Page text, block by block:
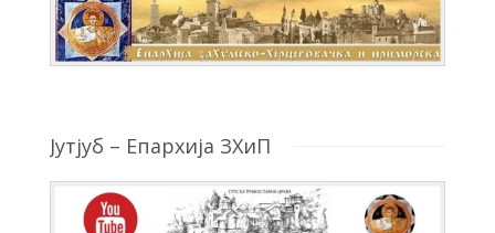
Јутјуб – Епархија ЗХиП